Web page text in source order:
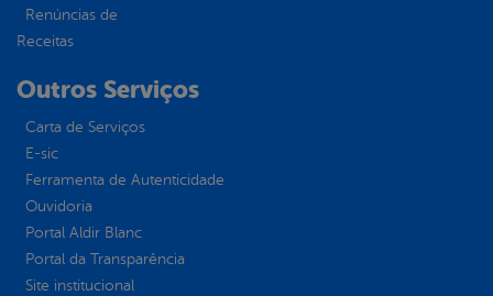
Renúncias de
Receitas
Outros Serviços
Carta de Serviços
E-sic
Ferramenta de Autenticidade
Ouvidoria
Portal Aldir Blanc
Portal da Transparência
Site institucional